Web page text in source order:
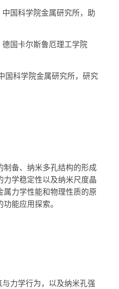
科学院金属研究所，助
卡尔斯鲁厄理工学院
学院金属研究所，研究
备、纳米多孔结构的形成
学稳定性以及纳米尺度晶
力学性能和物理性质的原
能应用探索。
力学行为，以及纳米孔强